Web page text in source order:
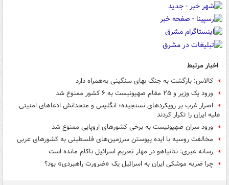
اخبار مرتبط
کالاس: بازگشت به جنگ بهای سنگینی به‌همراه دارد
ورود یک وزیر و ۲۵ مقام صهیونیست به ۶ کشور ممنوع شد
اصرار غرب بر رویکردهای نسنجیده؛ انگلیس و متحدانش ادعاهای امنیتی
علیه ایران را تکرار کردند
ورود سران صهیونیست به برخی‌ کشورهای اروپایی ممنوع شد
مخالفت روسیه با ایده پیوستن سرزمین‌های فلسطینی به کشورهای عربی
رسانه عبری: نتانیاهو در مهار تحریم اسرائیل ناکام مانده است
چرا ضربه موشکی ایران به اسرائیل یک «ضرورت راهبردی» بود؟